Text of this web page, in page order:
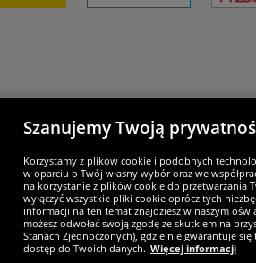
i bezpieczeństwo
Szanujemy Twoją
Korzystamy z plików cookie i podobnych
w oparciu o Twój własny wybór oraz we
na korzystanie z plików cookie do przetwarzania
wyłączyć wszystkie pliki cookie oprócz tych
informacji na ten temat znajdziesz w naszym
możesz odwołać swoją zgodę ze skutkiem na
Stanach Zjednoczonych), gdzie nie gwarantuje
dostęp do Twoich danych. Więcej informacji